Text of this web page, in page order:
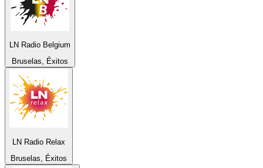
LN Radio Belgium
Bruselas, Éxitos
LN Radio Relax
Bruselas, Éxitos